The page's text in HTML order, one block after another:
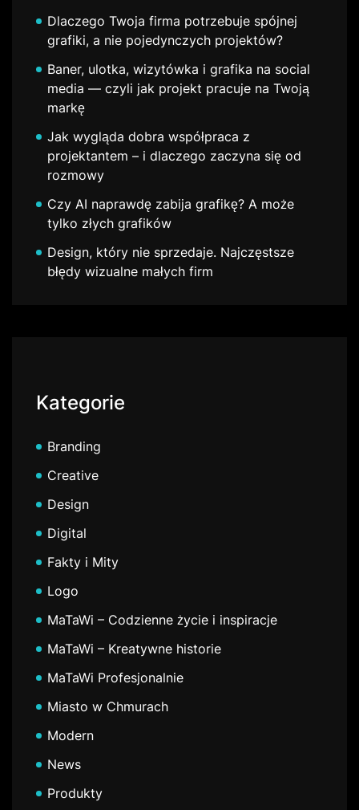
Dlaczego Twoja firma potrzebuje spójnej
grafiki, a nie pojedynczych projektów?
Baner, ulotka, wizytówka i grafika na social
media — czyli jak projekt pracuje na Twoją
markę
Jak wygląda dobra współpraca z
projektantem – i dlaczego zaczyna się od
rozmowy
Czy AI naprawdę zabija grafikę? A może
tylko złych grafików
Design, który nie sprzedaje. Najczęstsze
błędy wizualne małych firm
Kategorie
Branding
Creative
Design
Digital
Fakty i Mity
Logo
MaTaWi – Codzienne życie i inspiracje
MaTaWi – Kreatywne historie
MaTaWi Profesjonalnie
Miasto w Chmurach
Modern
News
Produkty